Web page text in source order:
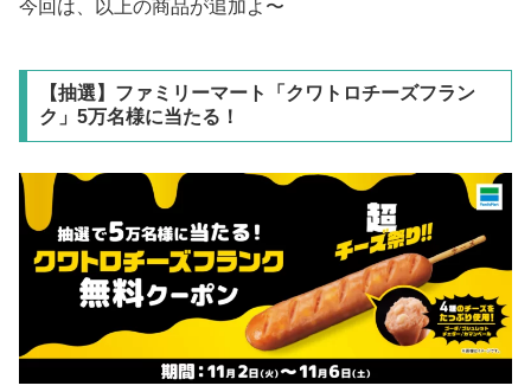
今回は、以上の商品が追加よ〜
【抽選】ファミリーマート「クワトロチーズフラン
ク」5万名様に当たる！